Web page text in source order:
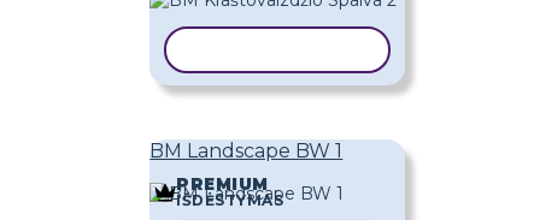
BM Landscape BW 1
PREMIUM
IŠDĖSTYMAS